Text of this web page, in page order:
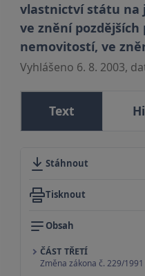
vlastnictví státu na
ve znění pozdějších
nemovitostí, ve
Vyhlášeno 6. 8. 2003,
Text
Stáhnout
Tisknout
Obsah
ČÁST TŘETÍ
Změna zákona č. 229/1991